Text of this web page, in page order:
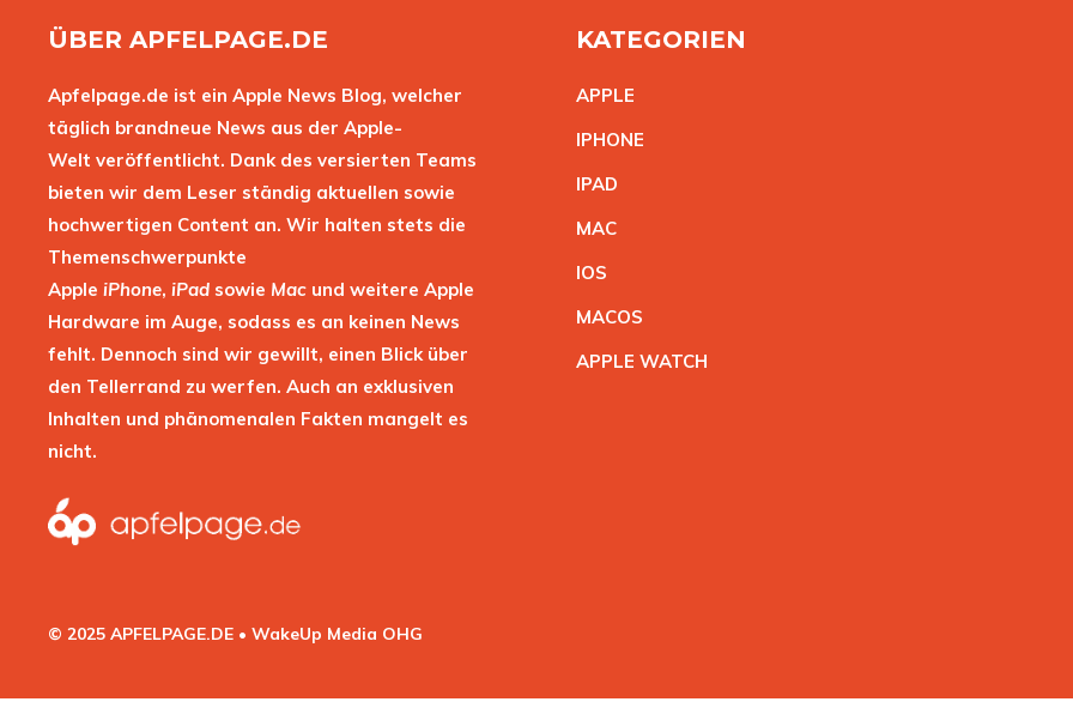
ÜBER APFELPAGE.DE
Apfelpage.de ist ein Apple News Blog, welcher
täglich brandneue News aus der Apple-
Welt veröffentlicht. Dank des versierten Teams
bieten wir dem Leser ständig aktuellen sowie
hochwertigen Content an. Wir halten stets die
Themenschwerpunkte
Apple iPhone, iPad sowie Mac und weitere Apple
Hardware im Auge, sodass es an keinen News
fehlt. Dennoch sind wir gewillt, einen Blick über
den Tellerrand zu werfen. Auch an exklusiven
Inhalten und phänomenalen Fakten mangelt es
nicht.
KATEGORIEN
APPLE
IPHONE
IPAD
MAC
IOS
MACOS
APPLE WATCH
© 2025 APFELPAGE.DE • WakeUp Media OHG